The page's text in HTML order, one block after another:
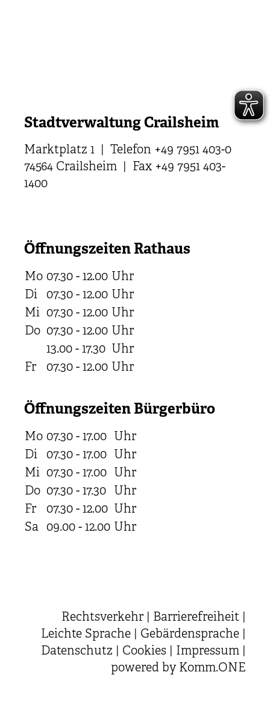
Stadtverwaltung Crailsheim
Marktplatz 1 | Telefon +49 7951 403-0
74564 Crailsheim | Fax +49 7951 403-
1400
Öffnungszeiten Rathaus
Mo 07.30 - 12.00 Uhr
Di
07.30 - 12.00 Uhr
Mi 07.30 - 12.00 Uhr
Do 07.30 - 12.00 Uhr
13.00 - 17.30 Uhr
Fr
07.30 - 12.00 Uhr
Öffnungszeiten Bürgerbüro
Mo 07.30 - 17.00 Uhr
Di
07.30 - 17.00 Uhr
Mi 07.30 - 17.00 Uhr
Do 07.30 - 17.30 Uhr
Fr
07.30 - 12.00 Uhr
Sa 09.00 - 12.00 Uhr
Rechtsverkehr Barrierefreiheit
Leichte Sprache
Gebärdensprache
Datenschutz
Cookies Impressum
powered by Komm.ONE